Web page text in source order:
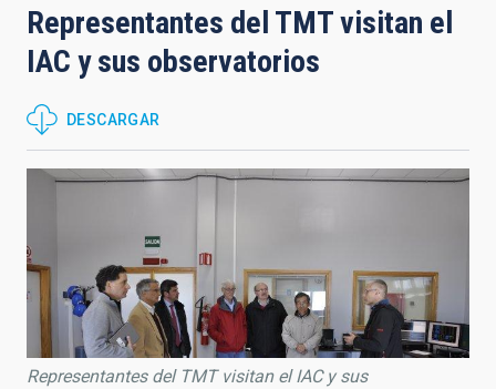
navegación
Representantes del TMT visitan el
IAC y sus observatorios
DESCARGAR
Representantes del TMT visitan el IAC y sus